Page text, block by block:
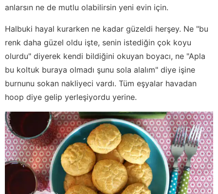
anlarsın ne de mutlu olabilirsin yeni evin için.
Halbuki hayal kurarken ne kadar güzeldi herşey. Ne "bu
renk daha güzel oldu işte, senin istediğin çok koyu
olurdu" diyerek kendi bildiğini okuyan boyacı, ne "Apla
bu koltuk buraya olmadı şunu sola alalım" diye işine
burnunu sokan nakliyeci vardı. Tüm eşyalar havadan
hoop diye gelip yerleşiyordu yerine.